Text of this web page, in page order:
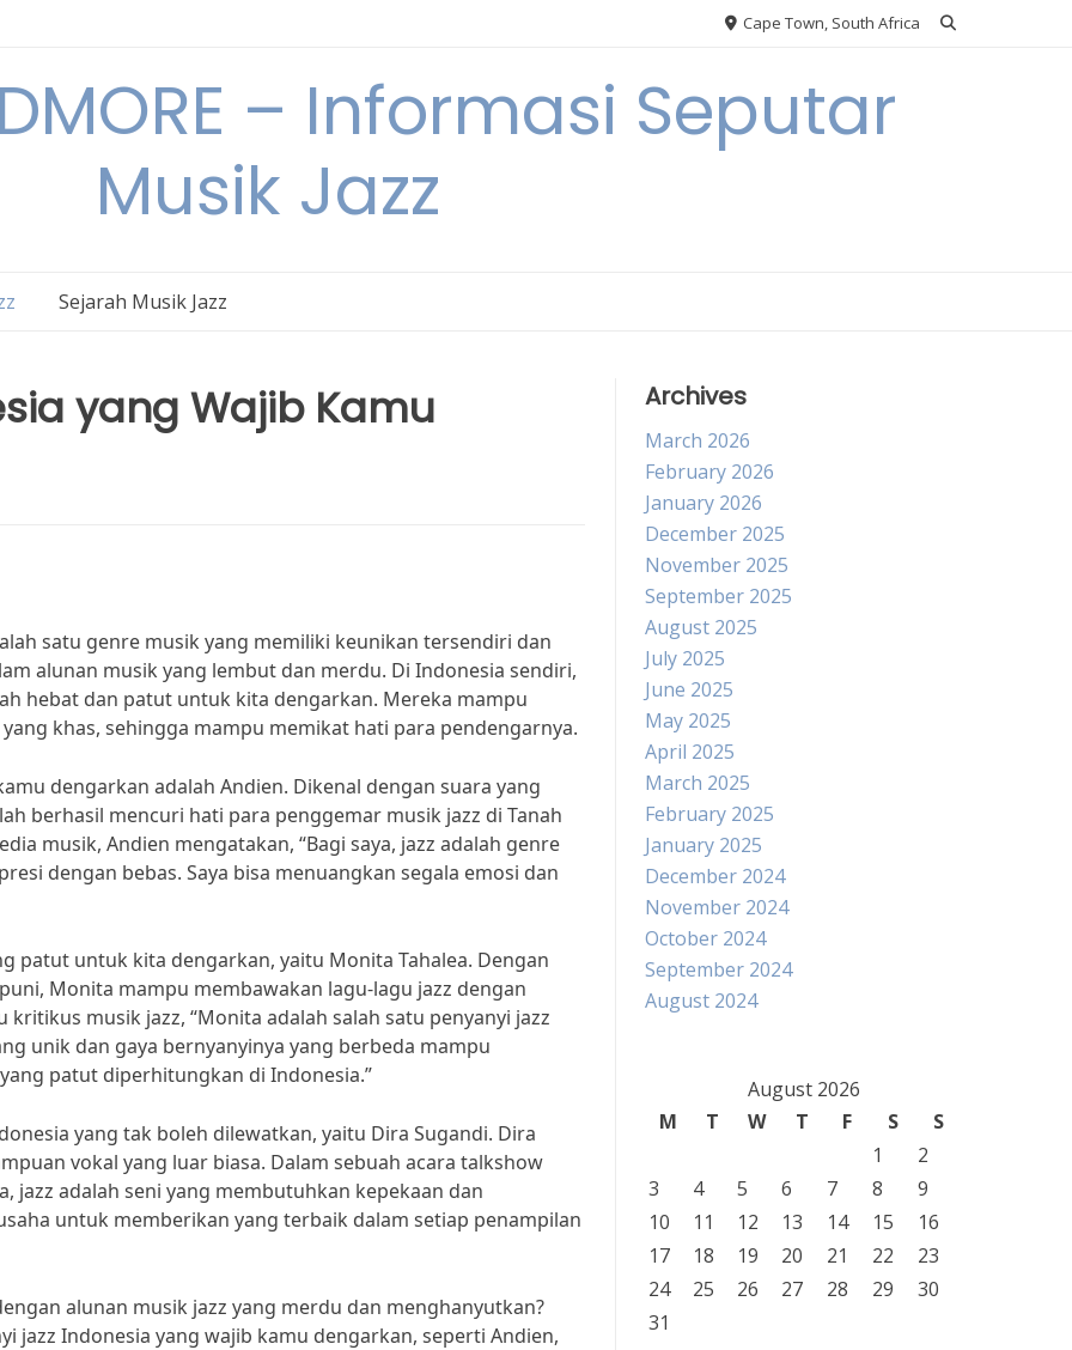
Cape Town, South Africa
– Informasi Seputar
Musik Jazz
Sejarah Musik Jazz
yang Wajib Kamu
satu genre musik yang memiliki keunikan tersendiri dan
alunan musik yang lembut dan merdu. Di Indonesia sendiri,
hebat dan patut untuk kita dengarkan. Mereka mampu
khas, sehingga mampu memikat hati para pendengarnya.
dengarkan adalah Andien. Dikenal dengan suara yang
berhasil mencuri hati para penggemar musik jazz di Tanah
musik, Andien mengatakan, “Bagi saya, jazz adalah genre
dengan bebas. Saya bisa menuangkan segala emosi dan
patut untuk kita dengarkan, yaitu Monita Tahalea. Dengan
Monita mampu membawakan lagu-lagu jazz dengan
musik jazz, “Monita adalah salah satu penyanyi jazz
unik dan gaya bernyanyinya yang berbeda mampu
patut diperhitungkan di Indonesia.”
yang tak boleh dilewatkan, yaitu Dira Sugandi. Dira
vokal yang luar biasa. Dalam sebuah acara talkshow
jazz adalah seni yang membutuhkan kepekaan dan
untuk memberikan yang terbaik dalam setiap penampilan
alunan musik jazz yang merdu dan menghanyutkan?
jazz Indonesia yang wajib kamu dengarkan, seperti Andien,
Archives
March 2026
February 2026
January 2026
December 2025
November 2025
September 2025
August 2025
July 2025
June 2025
May 2025
April 2025
March 2025
February 2025
January 2025
December 2024
November 2024
October 2024
September 2024
August 2024
August 2026
M
T W T F S
S
1
2
3
4 5 6 7 8
9
10
11 12 13 14 15
16
17
18 19 20 21 22
23
24
25 26 27 28 29
30
31